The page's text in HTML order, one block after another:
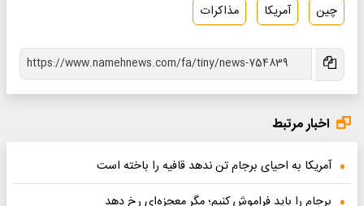
چین آمریکا مذاکرات
اخبار مرتبط
آمریکا به احیای برجام تن ندهد قافیه را باخته است
برجام را باید فراموش کنیم؛ مگر معجزه‌ای رخ دهد